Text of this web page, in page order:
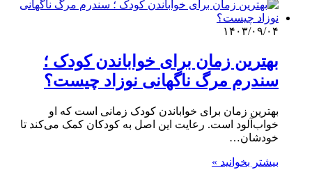
۱۴۰۳/۰۹/۰۴
بهترین زمان برای خواباندن کودک ؛
سندرم مرگ ناگهانی نوزاد چیست؟
بهترین زمان برای خواباندن کودک زمانی است که او
خواب‌آلود است. رعایت این اصل به کودکان کمک می‌کند تا
خودشان…
بیشتر بخوانید »